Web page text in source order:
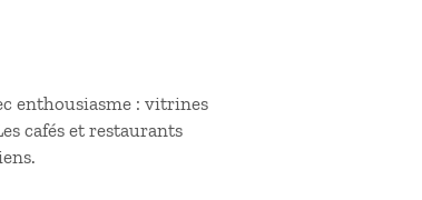
enthousiasme : vitrines
cafés et restaurants